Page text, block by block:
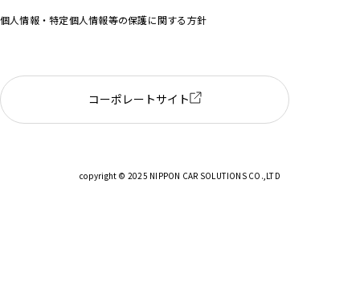
コーポレートサイト
個人情報・特定個人情報等の保護に関する方針
copyright © 2025 NIPPON CAR SOLUTIONS CO.,LTD